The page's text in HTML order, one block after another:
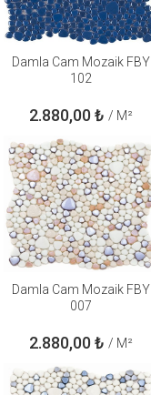
Damla Cam Mozaik FBY
102
2.880,00₺ / M²
Damla Cam Mozaik FBY
007
2.880,00₺ / M²